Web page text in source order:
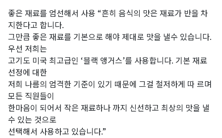
좋은 재료를 엄선해서 사용 “흔히 음식의 맛은 재료가 반을 차
지한다고 합니다.
그만큼 좋은 재료를 기본으로 해야 제대로 맛을 낼수 있습니다.
우선 저희는
고기도 미국 최고급인 ‘블랙 앵거스’를 사용합니다. 기본 재료
선정에 대한
저희 나름의 엄격한 기준이 있기 때문에 그걸 철저하게 따 르며
모든 직원들이
한마음이 되어서 작은 재료하나 까지 신선하고 최상의 맛을 낼
수 있는 것으로
선택해서 사용하고 있습니다.”